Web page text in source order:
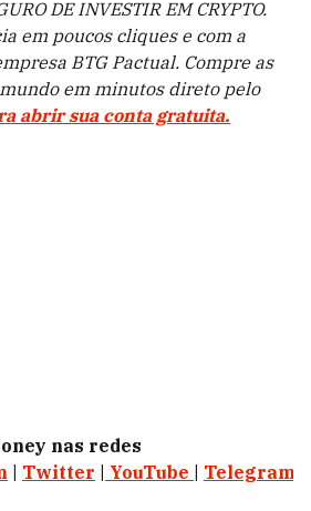
DE INVESTIR EM CRYPTO.
em poucos cliques e com a
BTG Pactual. Compre as
em minutos direto pelo
abrir sua conta gratuita.
nas redes
Twitter YouTube Telegram